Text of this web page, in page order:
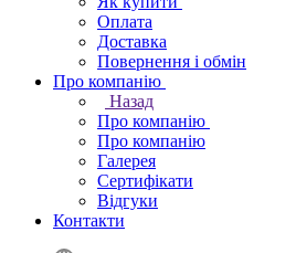
Оплата
Доставка
Повернення і обмін
Про компанію
Назад
Про компанію
Про компанію
Галерея
Сертифікати
Відгуки
Контакти